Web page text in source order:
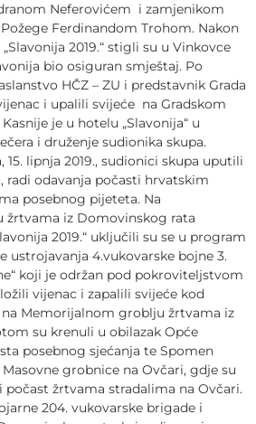
Neferovićem i zamjenikom
Ferdinandom Trohom. Nakon
2019.“ stigli su u Vinkovce
bio osiguran smještaj. Po
HČZ – ZU i predstavnik Grada
i upalili svijeće na Gradskom
je u hotelu „Slavonija“ u
i druženje sudionika skupa.
lipnja 2019., sudionici skupa uputili
radi odavanja počasti hrvatskim
posebnog pijeteta. Na
iz Domovinskog rata
2019.“ uključili su se u program
ustrojavanja 4.vukovarske bojne 3.
koji je održan pod pokroviteljstvom
vijenac i zapalili svijeće kod
Memorijalnom groblju žrtvama iz
su krenuli u obilazak Opće
posebnog sjećanja te Spomen
grobnice na Ovčari, gdje su
počast žrtvama stradalima na Ovčari.
204. vukovarske brigade i